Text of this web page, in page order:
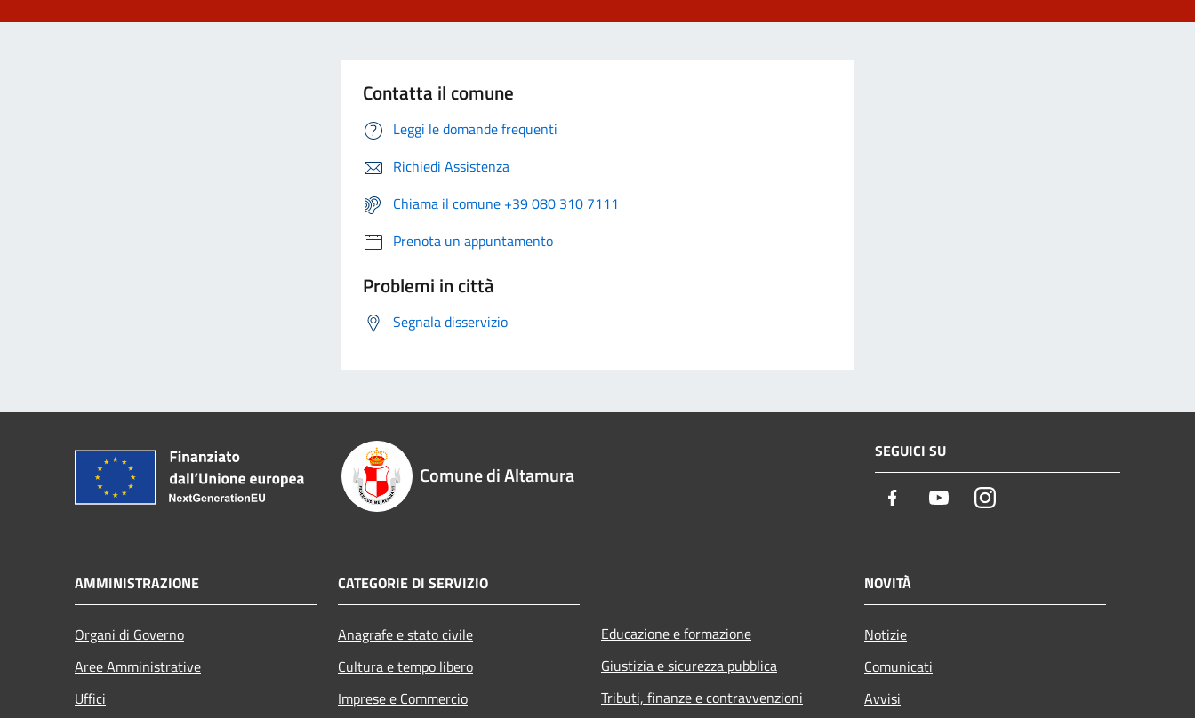
Contatta il comune
Leggi le domande frequenti
Richiedi Assistenza
Chiama il comune +39 080 310 7111
Prenota un appuntamento
Problemi in città
Segnala disservizio
Comune di Altamura
SEGUICI SU
Facebook YoutubeInstagram
AMMINISTRAZIONE
Organi di Governo
Aree Amministrative
Uffici
CATEGORIE DI SERVIZIO
Anagrafe e stato civile
Cultura e tempo libero
Imprese e Commercio
Educazione e formazione
Giustizia e sicurezza pubblica
Tributi, finanze e contravvenzioni
NOVITÀ
Notizie
Comunicati
Avvisi